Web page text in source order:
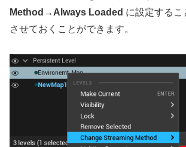
Method→Always Loaded に設定するこ
させておくことができます。